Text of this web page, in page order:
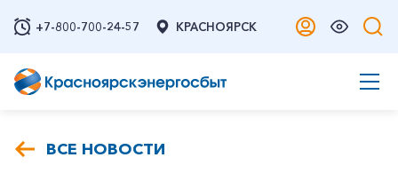
+7-800-700-24-57 КРАСНОЯРСК
ВСЕ НОВОСТИ